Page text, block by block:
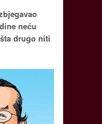
neću
drugo niti